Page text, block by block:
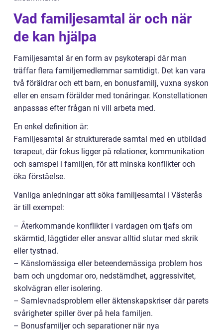
Vad familjesamtal är och när
de kan hjälpa
Familjesamtal är en form av psykoterapi där man
träffar flera familjemedlemmar samtidigt. Det kan vara
två föräldrar och ett barn, en bonusfamilj, vuxna syskon
eller en ensam förälder med tonåringar. Konstellationen
anpassas efter frågan ni vill arbeta med.
En enkel definition är:
Familjesamtal är strukturerade samtal med en utbildad
terapeut, där fokus ligger på relationer, kommunikation
och samspel i familjen, för att minska konflikter och
öka förståelse.
Vanliga anledningar att söka familjesamtal i Västerås
är till exempel:
– Återkommande konflikter i vardagen om tjafs om
skärmtid, läggtider eller ansvar alltid slutar med skrik
eller tystnad.
– Känslomässiga eller beteendemässiga problem hos
barn och ungdomar oro, nedstämdhet, aggressivitet,
skolvägran eller isolering.
– Samlevnadsproblem eller äktenskapskriser där parets
svårigheter spiller över på hela familjen.
– Bonusfamiljer och separationer när nya